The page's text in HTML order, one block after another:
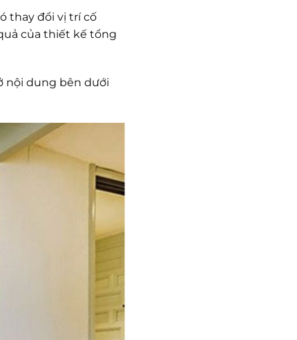
thay đổi vị trí cố
của thiết kế tổng
nội dung bên dưới